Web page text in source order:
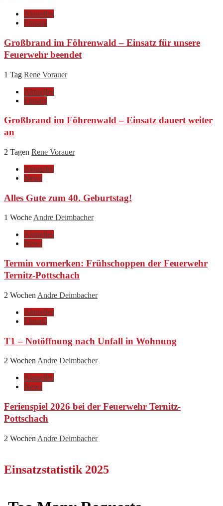
Aktuelles
Einsatz
Großbrand im Föhrenwald – Einsatz für unsere
Feuerwehr beendet
1 Tag Rene Vorauer
Aktuelles
Einsatz
Großbrand im Föhrenwald – Einsatz dauert weiter
an
2 Tagen Rene Vorauer
Aktuelles
News
Alles Gute zum 40. Geburtstag!
1 Woche Andre Deimbacher
Aktuelles
News
Termin vormerken: Frühschoppen der Feuerwehr
Ternitz-Pottschach
2 Wochen Andre Deimbacher
Aktuelles
Einsatz
T1 – Notöffnung nach Unfall in Wohnung
2 Wochen Andre Deimbacher
Aktuelles
News
Ferienspiel 2026 bei der Feuerwehr Ternitz-
Pottschach
2 Wochen Andre Deimbacher
Einsatzstatistik 2025